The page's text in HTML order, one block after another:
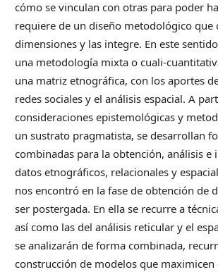
cómo se vinculan con otras para poder
requiere de un diseño metodológico que
dimensiones y las integre. En este
una metodología mixta o cuali-
una matriz etnográfica, con los aportes
redes sociales y el análisis espacial. A
consideraciones epistemológicas y
un sustrato pragmatista, se desarrollan
combinadas para la obtención, análisis e
datos etnográficos, relacionales y
nos encontró en la fase de obtención de
ser postergada. En ella se recurre a
así como las del análisis reticular y el
se analizarán de forma combinada,
construcción de modelos que maximicen